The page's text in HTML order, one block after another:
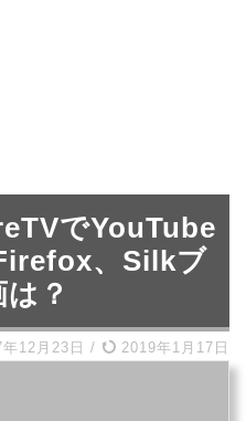
でYouTube
、Silkブ
？
12月23日 / 2019年1月17日